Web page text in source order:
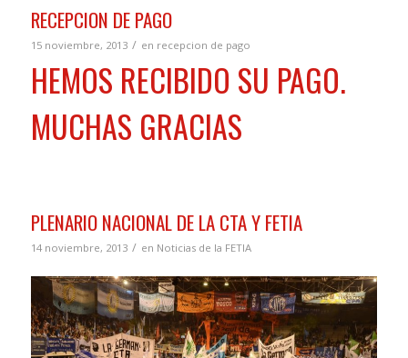
RECEPCION DE PAGO
15 noviembre, 2013 / en recepcion de pago
HEMOS RECIBIDO SU PAGO.
MUCHAS GRACIAS
PLENARIO NACIONAL DE LA CTA Y FETIA
14 noviembre, 2013 / en Noticias de la FETIA